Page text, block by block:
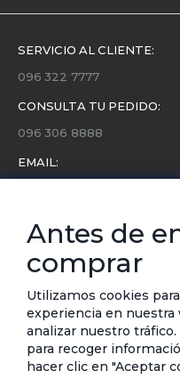
SERVICIO AL CLIENTE:
096 322 7777
CONSULTA TU PEDIDO:
096 306 8888
EMAIL:
Conoce toda la
eventos y ofertas.
Subscríbete a nuestro
Antes de
comprar
Utilizamos cookies
experiencia en
analizar nuestro
para recoger
hacer clic en "Aceptar